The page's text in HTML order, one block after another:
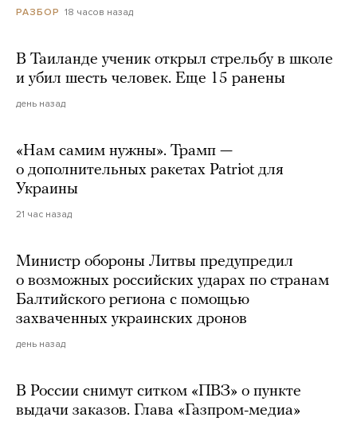
РАЗБОР 18 часов назад
В Таиланде ученик открыл стрельбу в школе
и убил шесть человек. Еще 15 ранены
день назад
«Нам самим нужны». Трамп —
о дополнительных ракетах Patriot для
Украины
21 час назад
Министр обороны Литвы предупредил
о возможных российских ударах по странам
Балтийского региона с помощью
захваченных украинских дронов
день назад
В России снимут ситком «ПВЗ» о пункте
выдачи заказов. Глава «Газпром-медиа»